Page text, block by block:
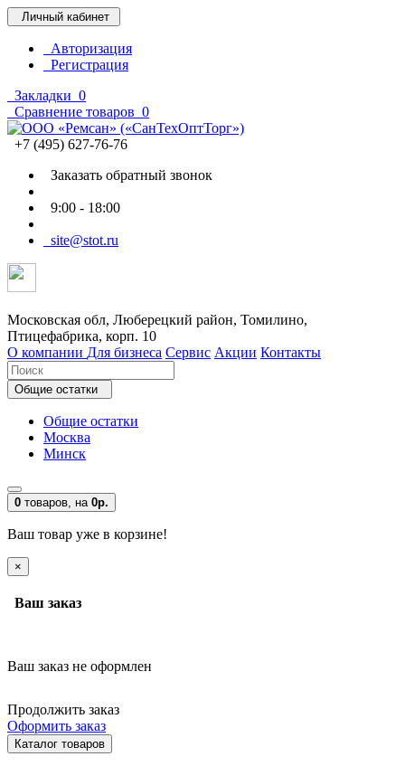
Личный кабинет
Авторизация
Регистрация
Закладки 0
Сравнение товаров 0
+7 (495) 627-76-76
Заказать обратный звонок
9:00 - 18:00
site@stot.ru
Московская обл, Люберецкий район, Томилино,
Птицефабрика, корп. 10
О компании Для бизнеса Сервис Акции Контакты
Общие остатки
Общие остатки
Москва
Минск
0 товаров, на 0р.
Ваш товар уже в корзине!
×
Ваш заказ
Ваш заказ не оформлен
Продолжить заказ
Оформить заказ
Каталог товаров